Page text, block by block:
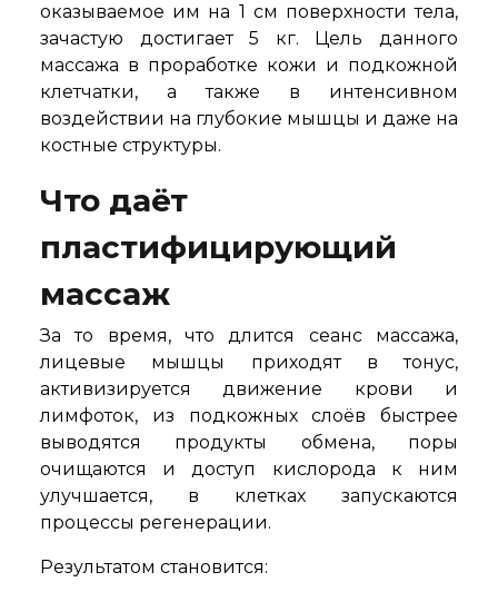
оказываемое им на 1 см поверхности тела,
зачастую достигает 5 кг. Цель данного
массажа в проработке кожи и подкожной
клетчатки, а также в интенсивном
воздействии на глубокие мышцы и даже на
костные структуры.
Что даёт
пластифицирующий
массаж
За то время, что длится сеанс массажа,
лицевые мышцы приходят в тонус,
активизируется движение крови и
лимфоток, из подкожных слоёв быстрее
выводятся продукты обмена, поры
очищаются и доступ кислорода к ним
улучшается, в клетках запускаются
процессы регенерации.
Результатом становится: